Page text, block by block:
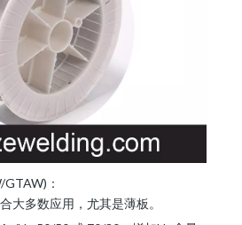
：
大多数应用，尤其是薄板。